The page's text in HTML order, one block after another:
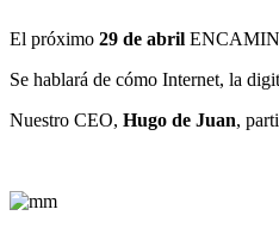
El próximo 29 de abril
Se hablará de cómo Internet, la
Nuestro CEO, Hugo de Juan,